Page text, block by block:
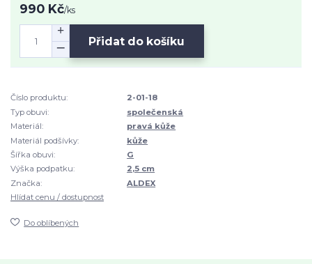
990 Kč/ks
Přidat do košíku
Číslo produktu:
2-01-18
Typ obuvi:
společenská
Materiál:
pravá kůže
Materiál podšívky:
kůže
Šířka obuvi:
G
Výška podpatku:
2,5 cm
Značka:
ALDEX
Hlídat cenu / dostupnost
Do oblíbených